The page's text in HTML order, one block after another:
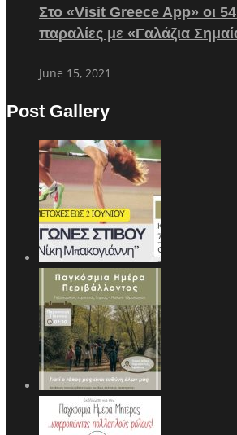
Στο «Visit Greece App» οι
παραλίες με «Γαλάζια
June 15, 2021
Post Gallery